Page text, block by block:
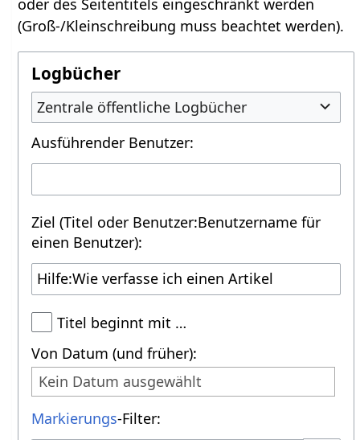
oder des Seitentitels eingeschränkt werden
(Groß-/Kleinschreibung muss beachtet werden).
Logbücher
Zentrale öffentliche Logbücher
Ausführender Benutzer:
Ziel (Titel oder Benutzer:Benutzername für
einen Benutzer):
Titel beginnt mit …
Von Datum (und früher):
Kein Datum ausgewählt
Markierungs-Filter: